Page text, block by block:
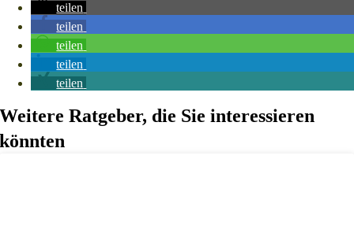
teilen
teilen
teilen
teilen
teilen
Weitere Ratgeber, die Sie interessieren
könnten